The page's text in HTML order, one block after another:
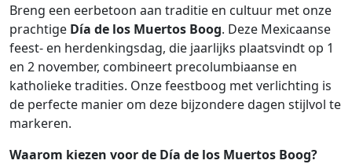
Breng een eerbetoon aan traditie en cultuur met onze
prachtige Día de los Muertos Boog. Deze Mexicaanse
feest- en herdenkingsdag, die jaarlijks plaatsvindt op 1
en 2 november, combineert precolumbiaanse en
katholieke tradities. Onze feestboog met verlichting is
de perfecte manier om deze bijzondere dagen stijlvol te
markeren.
Waarom kiezen voor de Día de los Muertos Boog?